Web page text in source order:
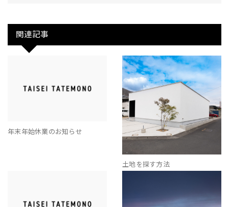
関連記事
年末年始休業のお知らせ
土地を探す方法